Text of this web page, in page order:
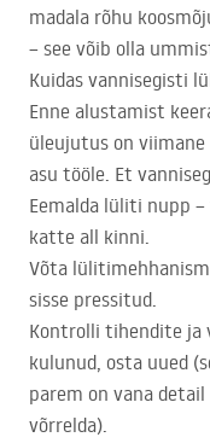
madala rõhu
– see võib olla
Kuidas vannisegisti
Enne alustamist
üleujutus on
asu tööle. Et
Eemalda lüliti nupp
katte all kinni.
Võta lülitimehhanism
sisse pressitud.
Kontrolli tihendite ja
kulunud, osta uued
parem on vana
võrrelda).